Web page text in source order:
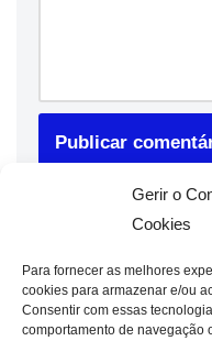
Gerir o
Cookies
Para fornecer as melhores
cookies para armazenar e/ou
Consentir com essas
comportamento de navegação